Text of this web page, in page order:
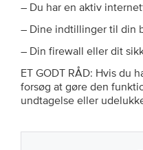
– Du har en aktiv
– Dine indtillinger til din
– Din firewall eller dit
ET GODT RÅD: Hvis du
forsøg at gøre den
undtagelse eller